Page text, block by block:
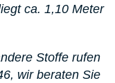
ca. 1,10 Meter
Stoffe rufen
, wir beraten Sie